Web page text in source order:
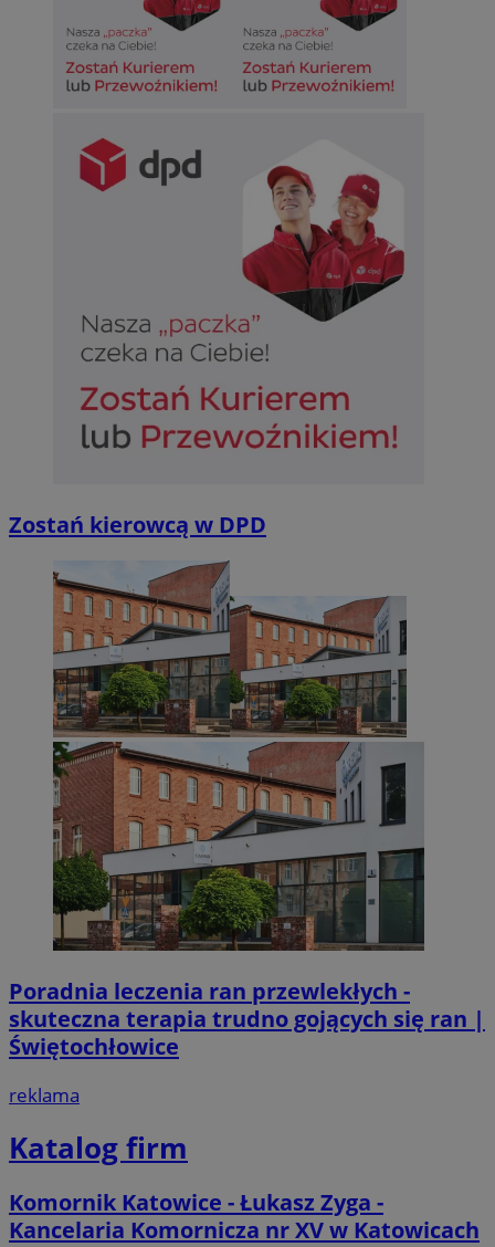
Zostań kierowcą w DPD
Poradnia leczenia ran przewlekłych -
skuteczna terapia trudno gojących się ran |
Świętochłowice
reklama
Katalog firm
Komornik Katowice - Łukasz Zyga -
Kancelaria Komornicza nr XV w Katowicach